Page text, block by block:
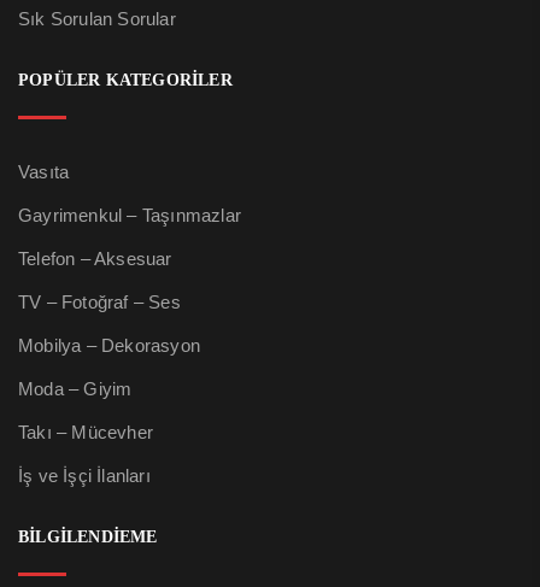
Sık Sorulan Sorular
POPÜLER KATEGORİLER
Vasıta
Gayrimenkul – Taşınmazlar
Telefon – Aksesuar
TV – Fotoğraf – Ses
Mobilya – Dekorasyon
Moda – Giyim
Takı – Mücevher
İş ve İşçi İlanları
BİLGİLENDİEME